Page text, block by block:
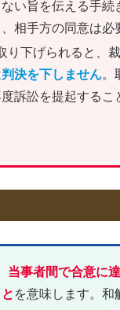
い旨を伝える手続
相手方の同意は必
り下げられると、
判決を下しません。
訴訟を提起するこ
当事者間で合意に
を意味します。和